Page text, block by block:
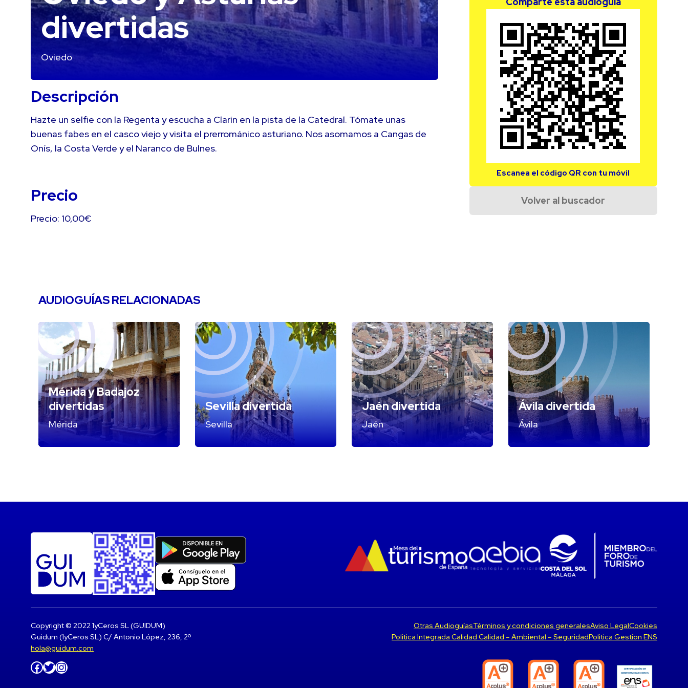
divertidas
Oviedo
Descripción
Hazte un selfie con la Regenta y escucha a Clarín en la pista de la Catedral. Tómate unas
buenas fabes en el casco viejo y visita el prerrománico asturiano. Nos asomamos a Cangas de
Onís, la Costa Verde y el Naranco de Bulnes.
Precio
Precio: 10,00€
Escanea el código QR con tu móvil
Volver al buscador
AUDIOGUÍAS RELACIONADAS
Mérida y Badajoz
divertidas
Mérida
Sevilla divertida
Sevilla
Jaén divertida
Jaén
Ávila divertida
Ávila
Copyright © 2022 1yCeros SL (GUIDUM)
Guidum (1yCeros SL) C/ Antonio López, 236, 2º
hola@guidum.com
Facebook Twitter Instagram
Otras AudioguíasTérminos y condiciones generalesAviso LegalCookies
Politica Integrada Calidad Calidad – Ambiental – SeguridadPolitica Gestion ENS